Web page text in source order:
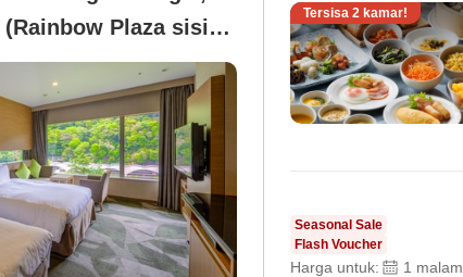
Plaza sisi
Tersisa 2 kamar!
Seasonal Sale
Flash Voucher
Harga untuk: 1 malam